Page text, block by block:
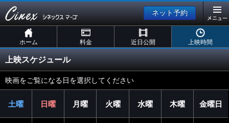
ネット予約
ホーム 料金 近日公開 上映時間
上映スケジュール
映画をご覧になる日を選択してください
土曜 日曜 月曜 火曜 水曜 木曜 金曜日